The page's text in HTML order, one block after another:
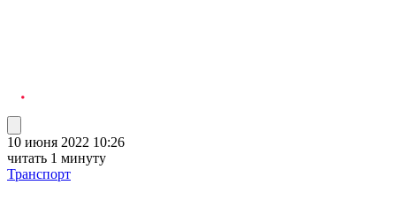
10 июня 2022 10:26
читать 1 минуту
Транспорт